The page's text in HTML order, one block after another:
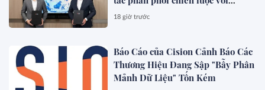
Allianz Global Investors
18 giờ trước
Báo Cáo của Cision Cảnh Báo Các
Thương Hiệu Đang Sập "Bẫy Phân
Mảnh Dữ Liệu" Tốn Kém